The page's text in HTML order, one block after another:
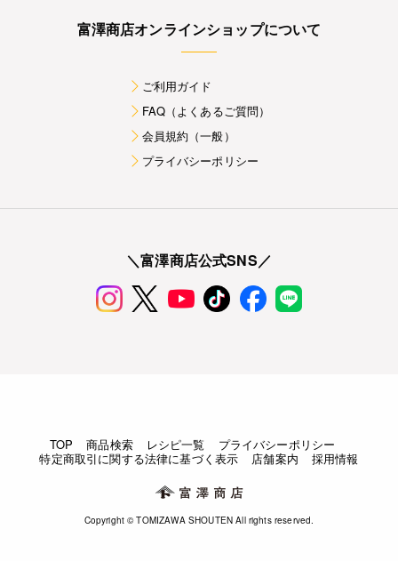
富澤商店オンラインショップについて
ご利用ガイド
FAQ（よくあるご質問）
会員規約（一般）
プライバシーポリシー
＼富澤商店公式SNS／
TOP 商品検索 レシピ一覧
プライバシーポリシー
特定商取引に関する法律に基づく表示
店舗案内 採用情報
Copyright © TOMIZAWA SHOUTEN All rights reserved.